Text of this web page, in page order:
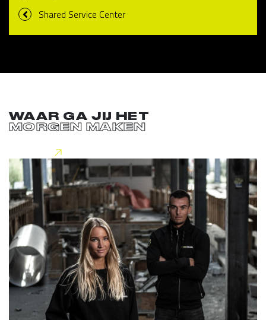
Shared Service Center
WAAR GA JIJ HET
MORGEN MAKEN